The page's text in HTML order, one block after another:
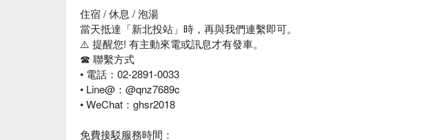
住宿 / 休息 / 泡湯
當天抵達「新北投站」時，再與我們連繫即可。
⚠️ 提醒您! 有主動來電或訊息才有發車。
☎️ 聯繫方式
• 電話：02-2891-0033
• Line@：@qnz7689c
• WeChat：ghsr2018
免費接駁服務時間：